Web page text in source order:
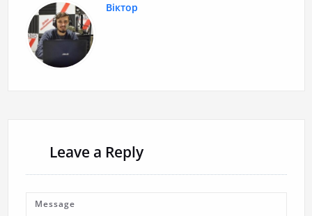
Віктор
Leave a Reply